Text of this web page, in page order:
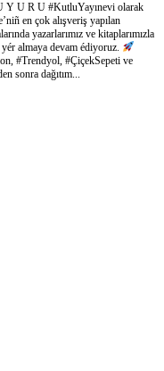
Y U R U #KutluYayınevi olarak
en çok alışveriş yapılan
yazarlarımız ve kitaplarımızla
almaya devam édiyoruz.
#Trendyol, #ÇiçekSepeti ve
sonra dağıtım...